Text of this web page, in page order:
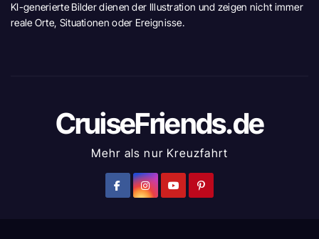
KI-generierte Bilder dienen der Illustration und zeigen nicht immer
reale Orte, Situationen oder Ereignisse.
CruiseFriends.de
Mehr als nur Kreuzfahrt